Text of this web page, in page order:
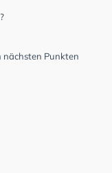
nächsten Punkten